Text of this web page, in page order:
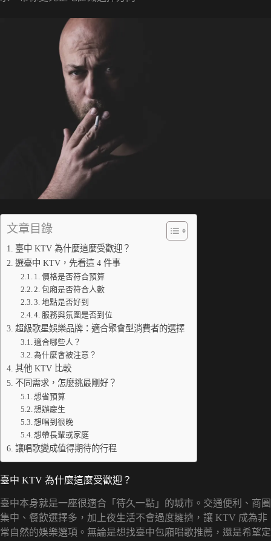
文章目錄
臺中 KTV 為什麼這麼受歡迎？
選臺中 KTV，先看這 4 件事
1. 價格是否符合預算
2. 包廂是否符合人數
3. 地點是否好到
4. 服務與氛圍是否到位
超級歌星娛樂品牌：適合聚會型消費者的選擇
適合哪些人？
為什麼會被注意？
其他 KTV 比較
不同需求，怎麼挑最剛好？
想省預算
想辦慶生
想唱到很晚
想帶長輩或家庭
讓唱歌變成值得期待的行程
臺中 KTV 為什麼這麼受歡迎？
臺中本身就是一座很適合「待久一點」的城市。交通便利、商圈
集中、餐飲選擇多，加上夜生活不會過度擁擠，讓 KTV 成為非
常自然的娛樂選項。無論是想找臺中包廂唱歌推薦，還是希望定